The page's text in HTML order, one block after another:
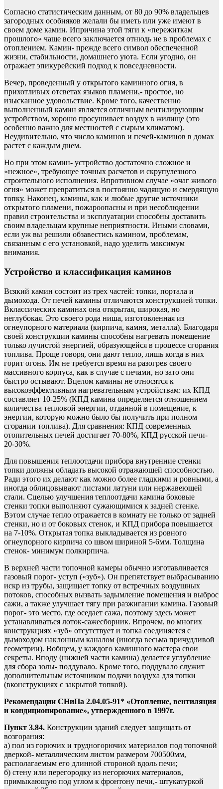
Согласно статистическим данным, от 80 до 90% владельцев
загородных особняков желали бы иметь или уже имеют в
своем доме камин. Ипричина этой тяги к «пережиткам
прошлого» чаще всего заключается отнюдь не в проблемах с
отоплением. Камин- прежде всего символ обеспеченной
жизни, стабильности, домашнего уюта. Если угодно, он
отражает эпикурейский подход к повседневности.
Вечер, проведенный у открытого каминного огня, в
прихотливых отсветах языков пламени,- простое, но
изысканное удовольствие. Кроме того, качественно
выполненный камин является отличным вентилирующим
устройством, хорошо просушивает воздух в жилище (это
особенно важно для местностей с сырым климатом).
Неудивительно, что число каминов и печей-каминов в домах
растет с каждым днем.
Но при этом камин- устройство достаточно сложное и
«нежное», требующее точных расчетов и скрупулезного
строительного исполнения. Впротивном случае «очаг живого
огня» может превратиться в постоянно чадящую и смердящую
топку. Наконец, камины, как и любые другие источники
открытого пламени, пожароопасны и при несоблюдении
правил строительства и эксплуатации способны доставить
своим владельцам крупные неприятности. Иными словами,
если уж вы решили обзавестись камином, проблемам,
связанным с его установкой, надо уделить максимум
внимания.
Устройство и классификация каминов
Всякий камин состоит из трех частей: топки, портала и
дымохода. От печей камины отличаются конструкцией топки.
Вклассических каминах она открытая, широкая, но
неглубокая. Это своего рода ниша, изготовленная из
огнеупорного материала (кирпича, камня, металла). Благодаря
своей конструкции камины способны нагревать помещение
только лучистой энергией, образующейся в процессе сгорания
топлива. Проще говоря, они дают тепло, лишь когда в них
горит огонь. Им не требуется время на разогрев своего
массивного корпуса, как в случае с печами, но зато они
быстро остывают. Вцелом камины не относятся к
высокоэффективным нагревательным устройствам: их КПД
составляет 10-25% (КПД камина определяется отношением
количества тепловой энергии, отданной в помещение, к
энергии, которую можно было бы получить при полном
сгорании топлива). Для сравнения: КПД современных
отопительных печей достигает 70-80%, КПД русской печи-
20-30%.
Для повышения теплоотдачи прибора внутренние стенки
топки должны обладать высокой отражающей способностью.
Ради этого их делают как можно более гладкими и ровными, а
иногда облицовывают листами латуни или нержавеющей
стали. Сцелью улучшения теплоотдачи камина боковые
стенки топки выполняют сужающимися к задней стенке.
Вэтом случае тепло отражается в комнату не только от задней
стенки, но и от боковых стенок, и КПД прибора повышается
на 7-10%. Открытая топка выкладывается из ровного
огнеупорного кирпича со швом шириной 5-6мм. Толщина
стенок- минимум полкирпича.
В верхней части топочной камеры обычно изготавливается
газовый порог- уступ («зуб»). Он препятствует выбрасыванию
искр из трубы, защищает топку от встречных воздушных
потоков, способных вызвать задымление помещения и выброс
сажи, а также улучшает тягу при разжигании камина. Газовый
порог- это место, где оседает сажа, поэтому здесь может
устанавливаться лоток-сажесборник. Впрочем, во многих
конструкциях «зуб» отсутствует и топка соединяется с
дымоходом наклонным каналом (иногда весьма причудливой
геометрии). Вобщем, у каждого каминного мастера свои
секреты. Вподу (нижней части камина) делается углубление
для сбора золы- поддувало. Кроме того, поддувало служит
дополнительным источником подачи воздуха для топки
(вконструкциях с закрытой топкой).
Рекомендации СНиПа 2.04.05-91* «Отопление, вентиляция
и кондиционирование», утвержденного в 1997г.
Пункт 3.84. Конструкции зданий следует защищать от
возгорания:
а) пол из горючих и трудногорючих материалов под топочной
дверкой- металлическим листом размером 700500мм,
располагаемым его длинной стороной вдоль печи;
б) стену или перегородку из негорючих материалов,
примыкающую под углом к фронтону печи,- штукатуркой